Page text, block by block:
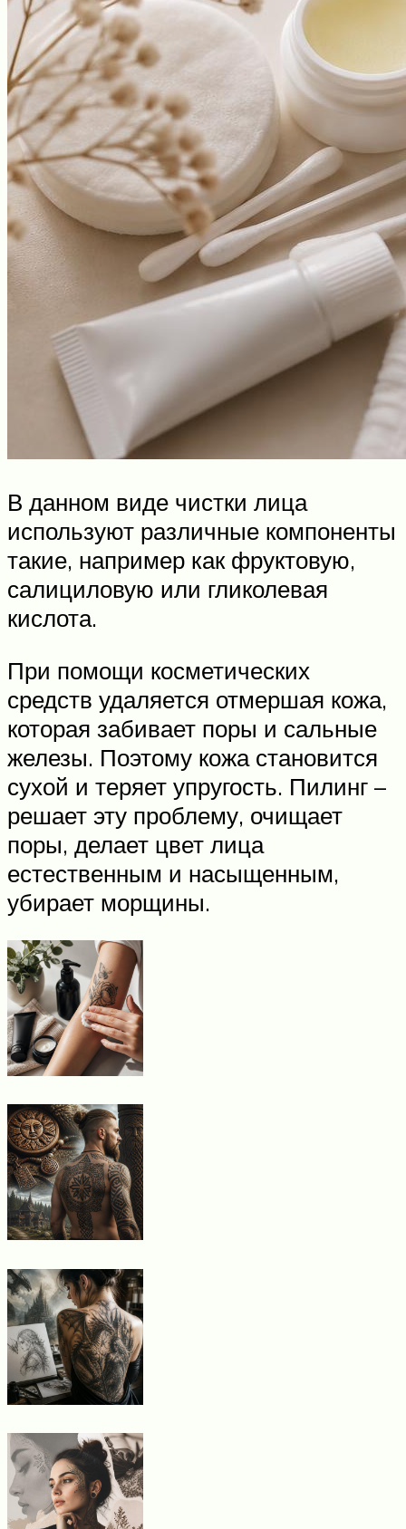
В данном виде чистки лица
используют различные компоненты
такие, например как фруктовую,
салициловую или гликолевая
кислота.
При помощи косметических
средств удаляется отмершая кожа,
которая забивает поры и сальные
железы. Поэтому кожа становится
сухой и теряет упругость. Пилинг –
решает эту проблему, очищает
поры, делает цвет лица
естественным и насыщенным,
убирает морщины.